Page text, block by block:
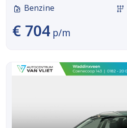
Benzine
€ 704 p/m